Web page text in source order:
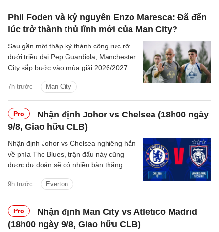
Phil Foden và kỷ nguyên Enzo Maresca: Đã đến
lúc trở thành thủ lĩnh mới của Man City?
7h trước Man City
Sau gần một thập kỷ thành công rực rỡ
dưới triều đại Pep Guardiola, Manchester
City sắp bước vào mùa giải 2026/2027
trên băng ghế chỉ đạo.
Pro
Nhận định Johor vs Chelsea (18h00 ngày
9/8, Giao hữu CLB)
9h trước Everton
Nhận định Johor vs Chelsea nghiêng hẳn
về phía The Blues, trận đấu này cũng
được dự đoán sẽ có nhiều bàn thắng
Pro
Nhận định Man City vs Atletico Madrid
(18h00 ngày 9/8, Giao hữu CLB)